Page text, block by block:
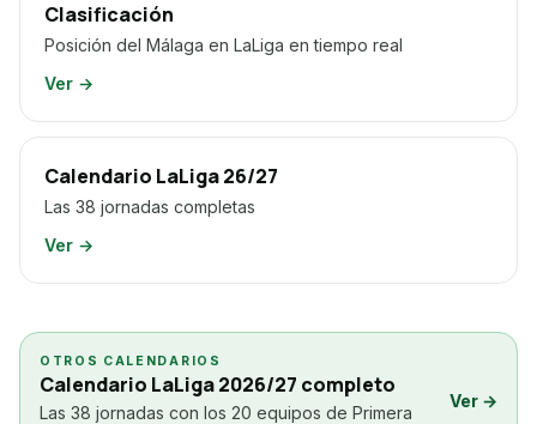
Clasificación
Posición del Málaga en LaLiga en tiempo real
Ver →
Calendario LaLiga 26/27
Las 38 jornadas completas
Ver →
OTROS CALENDARIOS
Calendario LaLiga 2026/27 completo
Las 38 jornadas con los 20 equipos de Primera
Ver →